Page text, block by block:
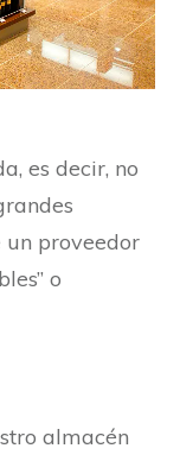
es decir, no
proveedor
o
almacén